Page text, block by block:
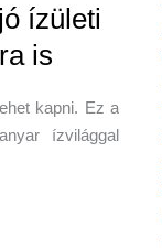
ízületi
is
kapni. Ez a
ízvilággal